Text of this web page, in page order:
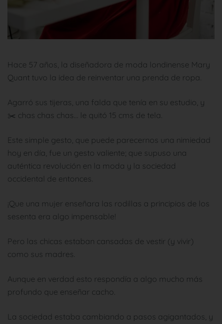
Hace 57 años, la diseñadora de moda londinense Mary
Quant tuvo la idea de reinventar una prenda de ropa.
Agarró sus tijeras, una falda que tenía en su estudio, y
✂️ chas chas chas… le quitó 15 cms de tela.
Este simple gesto, que puede parecernos una nimiedad
hoy en día, fue un gesto valiente; que supuso una
auténtica revolución en la moda y la sociedad
occidental de entonces.
¡Que una mujer enseñara las rodillas a principios de los
sesenta era algo impensable!
Pero las chicas estaban cansadas de vestir (y vivir)
como sus madres.
Aunque en verdad esto respondía a algo mucho más
profundo que enseñar cacho.
La sociedad estaba cambiando a pasos agigantados, y